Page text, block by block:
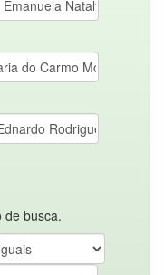
de busca.